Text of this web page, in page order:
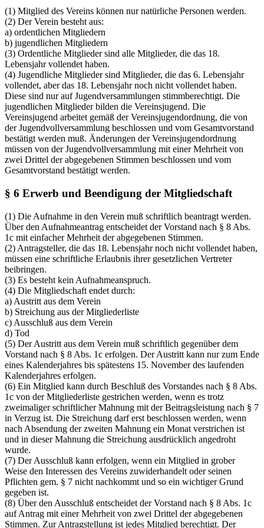
(1) Mitglied des Vereins können nur natürliche Personen werden.
(2) Der Verein besteht aus:
a) ordentlichen Mitgliedern
b) jugendlichen Mitgliedern
(3) Ordentliche Mitglieder sind alle Mitglieder, die das 18.
Lebensjahr vollendet haben.
(4) Jugendliche Mitglieder sind Mitglieder, die das 6. Lebensjahr
vollendet, aber das 18. Lebensjahr noch nicht vollendet haben.
Diese sind nur auf Jugendversammlungen stimmberechtigt. Die
jugendlichen Mitglieder bilden die Vereinsjugend. Die
Vereinsjugend arbeitet gemäß der Vereinsjugendordnung, die von
der Jugendvollversammlung beschlossen und vom Gesamtvorstand
bestätigt werden muß. Änderungen der Vereinsjugendordnung
müssen von der Jugendvollversammlung mit einer Mehrheit von
zwei Drittel der abgegebenen Stimmen beschlossen und vom
Gesamtvorstand bestätigt werden.
§ 6 Erwerb und Beendigung der Mitgliedschaft
(1) Die Aufnahme in den Verein muß schriftlich beantragt werden.
Über den Aufnahmeantrag entscheidet der Vorstand nach § 8 Abs.
1c mit einfacher Mehrheit der abgegebenen Stimmen.
(2) Antragsteller, die das 18. Lebensjahr noch nicht vollendet haben,
müssen eine schriftliche Erlaubnis ihrer gesetzlichen Vertreter
beibringen.
(3) Es besteht kein Aufnahmeanspruch.
(4) Die Mitgliedschaft endet durch:
a) Austritt aus dem Verein
b) Streichung aus der Mitgliederliste
c) Ausschluß aus dem Verein
d) Tod
(5) Der Austritt aus dem Verein muß schriftlich gegenüber dem
Vorstand nach § 8 Abs. 1c erfolgen. Der Austritt kann nur zum Ende
eines Kalenderjahres bis spätestens 15. November des laufenden
Kalenderjahres erfolgen.
(6) Ein Mitglied kann durch Beschluß des Vorstandes nach § 8 Abs.
1c von der Mitgliederliste gestrichen werden, wenn es trotz
zweimaliger schriftlicher Mahnung mit der Beitragsleistung nach § 7
in Verzug ist. Die Streichung darf erst beschlossen werden, wenn
nach Absendung der zweiten Mahnung ein Monat verstrichen ist
und in dieser Mahnung die Streichung ausdrücklich angedroht
wurde.
(7) Der Ausschluß kann erfolgen, wenn ein Mitglied in grober
Weise den Interessen des Vereins zuwiderhandelt oder seinen
Pflichten gem. § 7 nicht nachkommt und so ein wichtiger Grund
gegeben ist.
(8) Über den Ausschluß entscheidet der Vorstand nach § 8 Abs. 1c
auf Antrag mit einer Mehrheit von zwei Drittel der abgegebenen
Stimmen. Zur Antragstellung ist jedes Mitglied berechtigt. Der